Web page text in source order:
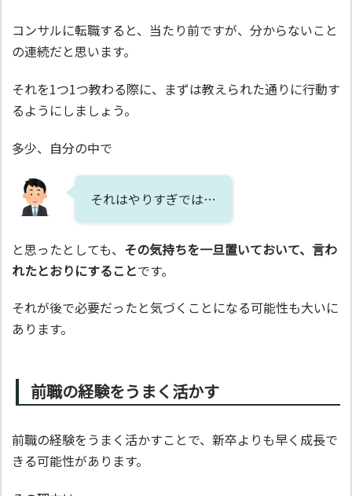
コンサルに転職すると、当たり前ですが、分からないこと
の連続だと思います。
それを1つ1つ教わる際に、まずは教えられた通りに行動す
るようにしましょう。
多少、自分の中で
それはやりすぎでは…
と思ったとしても、 その気持ちを一旦置いておいて、言わ
れたとおりにすることです。
それが後で必要だったと気づくことになる可能性も大いに
あります。
前職の経験をうまく活かす
前職の経験をうまく活かすことで、新卒よりも早く成長で
きる可能性があります。